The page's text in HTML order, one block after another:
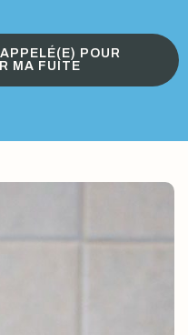
POUR
MA FUITE